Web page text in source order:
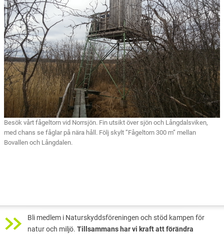
Besök vårt fågeltorn vid Norrsjön. Fin utsikt över sjön och Långdalsviken,
med chans se fåglar på nära håll. Följ skylt ”Fågeltorn 300 m” mellan
Bovallen och Långdalen.
Bli medlem i Naturskyddsföreningen och stöd kampen för
natur och miljö. Tillsammans har vi kraft att förändra